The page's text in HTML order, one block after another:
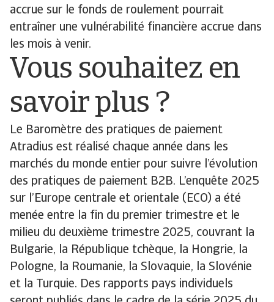
accrue sur le fonds de roulement pourrait
entraîner une vulnérabilité financière accrue dans
les mois à venir.
Vous souhaitez en
savoir plus ?
Le Baromètre des pratiques de paiement
Atradius est réalisé chaque année dans les
marchés du monde entier pour suivre l’évolution
des pratiques de paiement B2B. L’enquête 2025
sur l’Europe centrale et orientale (ECO) a été
menée entre la fin du premier trimestre et le
milieu du deuxième trimestre 2025, couvrant la
Bulgarie, la République tchèque, la Hongrie, la
Pologne, la Roumanie, la Slovaquie, la Slovénie
et la Turquie. Des rapports pays individuels